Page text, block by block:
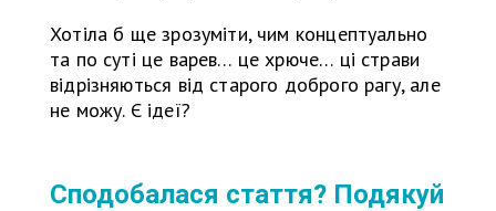
Хотіла б ще зрозуміти, чим концептуально
та по суті це варев… це хрюче… ці страви
відрізняються від старого доброго рагу, але
не можу. Є ідеї?
Сподобалася стаття? Подякуй